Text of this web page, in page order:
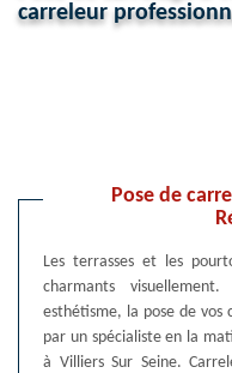
carreleur
Pose de
Les terrasses et les
charmants
esthétisme, la pose de
par un spécialiste en la
à Villiers Sur Seine.